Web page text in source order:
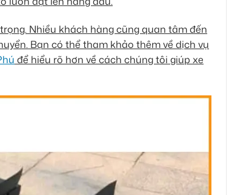
Nhiều khách hàng cũng quan tâm đến
Bạn có thể tham khảo thêm về dịch vụ
để hiểu rõ hơn về cách chúng tôi giúp xe